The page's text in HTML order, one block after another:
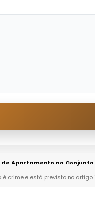
Apartamento no Conjunto
crime e está previsto no artigo